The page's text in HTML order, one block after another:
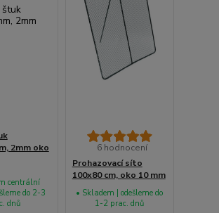
2mm oko
centrální
do 2-3
dnů
6 hodnocení
Prohazovací síto
100x80 cm, oko 10 mm
• Skladem | odešleme do
1-2 prac. dnů